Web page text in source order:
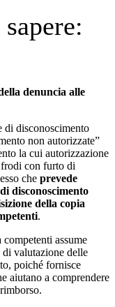
sapere:
denuncia alle
di disconoscimento
non autorizzate”
la cui autorizzazione
con furto di
che prevede
disconoscimento
della copia
.
assume
di valutazione delle
poiché fornisce
aiutano a comprendere